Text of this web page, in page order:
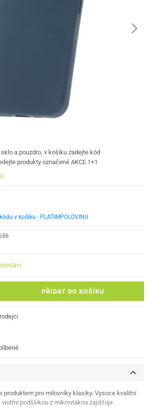
a pouzdro, v košíku zadejte kód
produkty označené AKCE 1+1
v košíku - PLATIMPOLOVINU
PŘIDAT DO KOŠÍKU
produktem pro milovníky klasiky. Vysoce kvalitní
podšívkou z mikrovlákna zajišťuje